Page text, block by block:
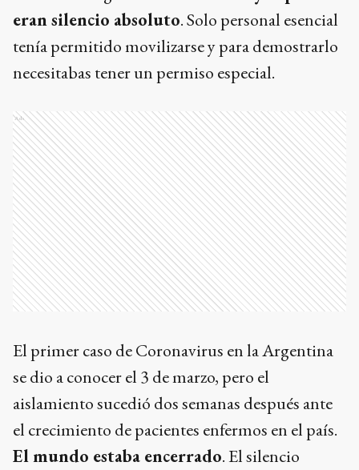
eran silencio absoluto. Solo personal esencial
tenía permitido movilizarse y para demostrarlo
necesitabas tener un permiso especial.
Ads
El primer caso de Coronavirus en la Argentina
se dio a conocer el 3 de marzo, pero el
aislamiento sucedió dos semanas después ante
el crecimiento de pacientes enfermos en el país.
El mundo estaba encerrado. El silencio